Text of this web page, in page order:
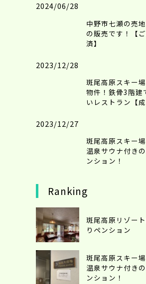
2024/06/28
中野市七瀬の売
の販売です！【
済】
2023/12/28
斑尾高原スキー
物件！鉄骨3階建
いレストラン【成
2023/12/27
斑尾高原スキー
温泉サウナ付き
ンション！
Ranking
斑尾高原リゾー
りペンション
斑尾高原スキー
温泉サウナ付き
ンション！